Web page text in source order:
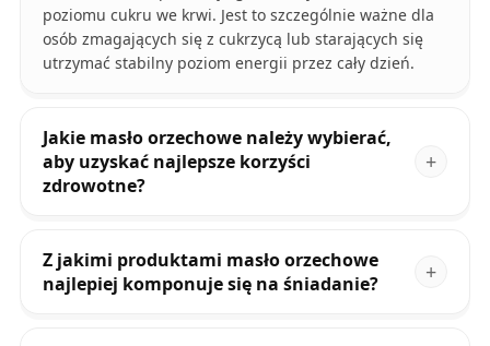
poziomu cukru we krwi. Jest to szczególnie ważne dla
osób zmagających się z cukrzycą lub starających się
utrzymać stabilny poziom energii przez cały dzień.
Jakie masło orzechowe należy wybierać,
aby uzyskać najlepsze korzyści
zdrowotne?
Z jakimi produktami masło orzechowe
najlepiej komponuje się na śniadanie?